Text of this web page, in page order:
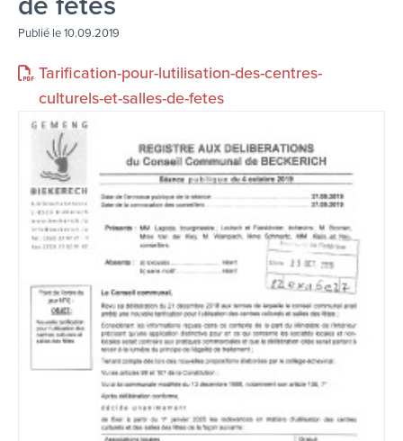
Publié le 10.09.2019
Tarification-pour-lutilisation-des-centres-
culturels-et-salles-de-fetes